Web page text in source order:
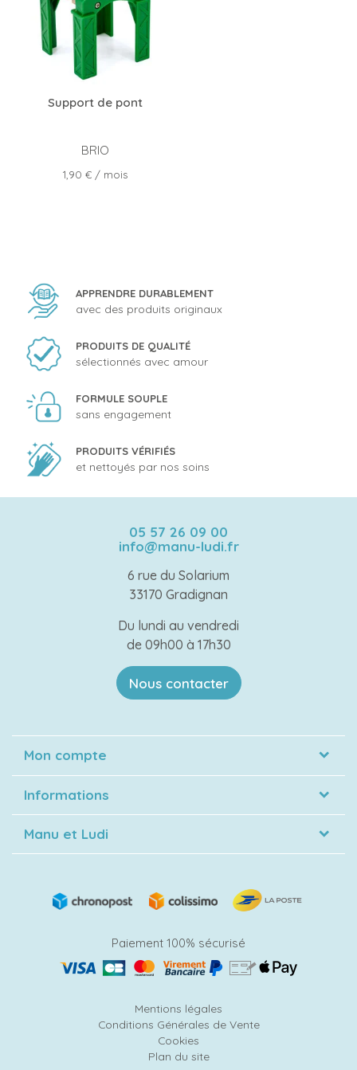
Support de pont
BRIO
Prix
1,90 € / mois
APPRENDRE DURABLEMENT
avec des produits originaux
PRODUITS DE QUALITÉ
sélectionnés avec amour
FORMULE SOUPLE
sans engagement
PRODUITS VÉRIFIÉS
et nettoyés par nos soins
05 57 26 09 00
info@manu-ludi.fr
6 rue du Solarium
33170 Gradignan
Du lundi au vendredi
de 09h00 à 17h30
Nous contacter
Mon compte
Informations
Manu et Ludi
Paiement 100% sécurisé
Mentions légales
Conditions Générales de Vente
Cookies
Plan du site